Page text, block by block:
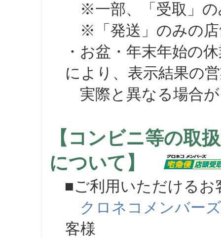
※一部、「受取」の
※「発送」のみの店
・お盆・年末年始の
により、表示結果の
実際と異なる場合が
【コンビニ等の取
について】
■ご利用いただけるお
クロネコメンバーズ
客様